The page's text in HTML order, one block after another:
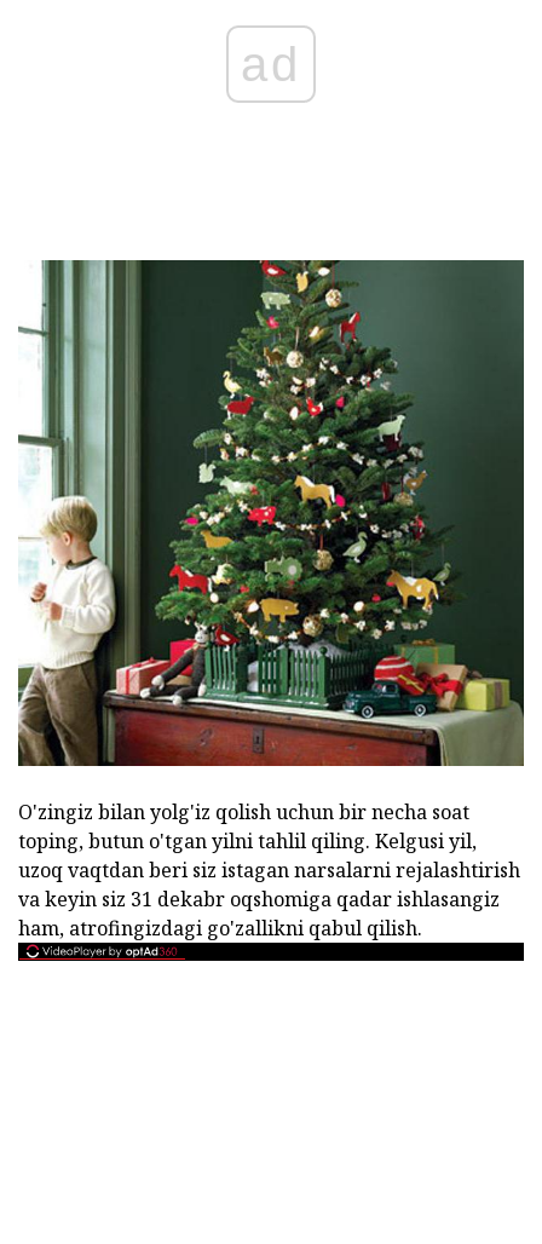
ad
O'zingiz bilan yolg'iz qolish uchun bir necha soat
toping, butun o'tgan yilni tahlil qiling. Kelgusi yil,
uzoq vaqtdan beri siz istagan narsalarni rejalashtirish
va keyin siz 31 dekabr oqshomiga qadar ishlasangiz
ham, atrofingizdagi go'zallikni qabul qilish.